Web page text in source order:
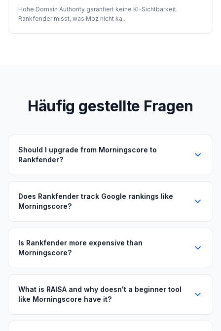
Hohe Domain Authority garantiert keine KI-Sichtbarkeit.
Rankfender misst, was Moz nicht ka...
Häufig gestellte Fragen
Should I upgrade from Morningscore to
Rankfender?
Does Rankfender track Google rankings like
Morningscore?
Is Rankfender more expensive than
Morningscore?
What is RAISA and why doesn't a beginner tool
like Morningscore have it?